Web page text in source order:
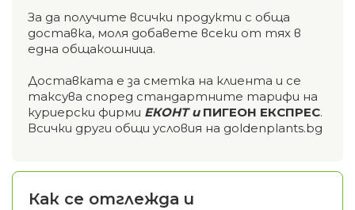
За да получите всички продукти с обща
доставка, моля добавете всеки от тях в
една общакошница.
Доставката е за сметка на клиента и се
таксува според стандартните тарифи на
куриерски фирми ЕКОНТ и ПИГЕОН ЕКСПРЕС.
Всички други общи условия на goldenplants.bg
Как се отглежда и